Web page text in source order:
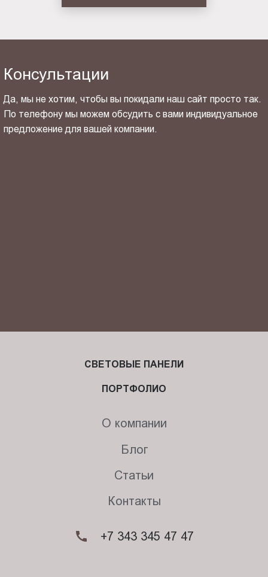
Консультации
Да, мы не хотим, чтобы вы покидали наш сайт просто так.
По телефону мы можем обсудить с вами индивидуальное
предложение для вашей компании.
ОТПРАВИТЬ СВОЙ КОНТАКТ
СВЕТОВЫЕ ПАНЕЛИ
ПОРТФОЛИО
О компании
Блог
Статьи
Контакты
+7 343 345 47 47